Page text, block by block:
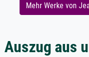
Mehr Werke von
Auszug aus